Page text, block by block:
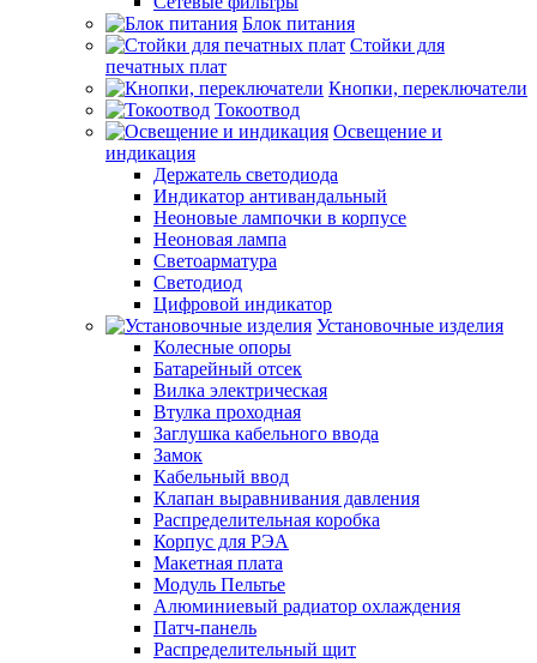
Блок питания
Стойки для
печатных плат
Кнопки, переключатели
Токоотвод
Освещение и
индикация
Держатель светодиода
Индикатор антивандальный
Неоновые лампочки в корпусе
Неоновая лампа
Светоарматура
Светодиод
Цифровой индикатор
Установочные изделия
Колесные опоры
Батарейный отсек
Вилка электрическая
Втулка проходная
Заглушка кабельного ввода
Замок
Кабельный ввод
Клапан выравнивания давления
Распределительная коробка
Корпус для РЭА
Макетная плата
Модуль Пельтье
Алюминиевый радиатор охлаждения
Патч-панель
Распределительный щит